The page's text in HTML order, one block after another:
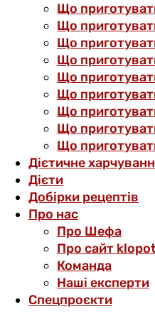
Що
Що
Що
Що
Що
Що
Що
Що
Що
Дієтичне
Дієти
Добірки рецептів
Про нас
Про Шефа
Про сайт
Команда
Наші експерти
Спецпроєкти